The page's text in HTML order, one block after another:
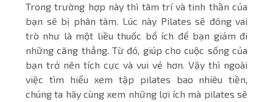
Trong trường hợp này thì tâm trí và tinh thần của
bạn sẽ bị phân tâm. Lúc này Pilates sẽ đóng vai
trò như là một liều thuốc bổ ích để bạn giảm đi
những căng thẳng. Từ đó, giúp cho cuộc sống của
bạn trở nên tích cực và vui vẻ hơn. Vậy thì ngoài
việc tìm hiểu xem tập pilates bao nhiêu tiền,
chúng ta hãy cùng xem những lợi ích mà pilates sẽ